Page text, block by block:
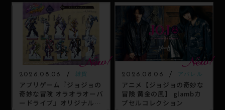
2026.08.06 雑貨
アプリゲーム『ジョジョの
奇妙な冒険 オラオラオーバ
ードライブ』オリジナルグ
2026.08.06 アパレル
アニメ【ジョジョの奇妙な
冒険 黄金の風】 glambカ
プセルコレクション